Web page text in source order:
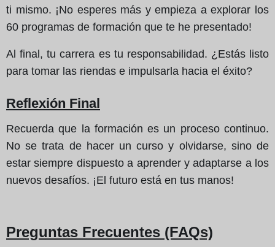
ti mismo. ¡No esperes más y empieza a explorar los
60 programas de formación que te he presentado!
Al final, tu carrera es tu responsabilidad. ¿Estás listo
para tomar las riendas e impulsarla hacia el éxito?
Reflexión Final
Recuerda que la formación es un proceso continuo.
No se trata de hacer un curso y olvidarse, sino de
estar siempre dispuesto a aprender y adaptarse a los
nuevos desafíos. ¡El futuro está en tus manos!
Preguntas Frecuentes (FAQs)